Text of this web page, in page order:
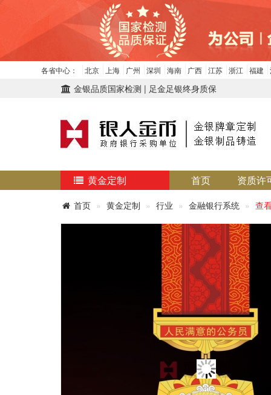
各省中心： 北京 上海 广州 深圳 海南 广西 江苏 浙江 福建
金银品质国家检测 | 足金足银终身质保
黄金定制 首页 资质许
首页 黄金定制 行业 金融银行系统 查